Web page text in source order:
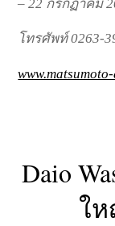
– 22 กรกฏาคม
โทรศัพท์ 0263-
Daio
ใ